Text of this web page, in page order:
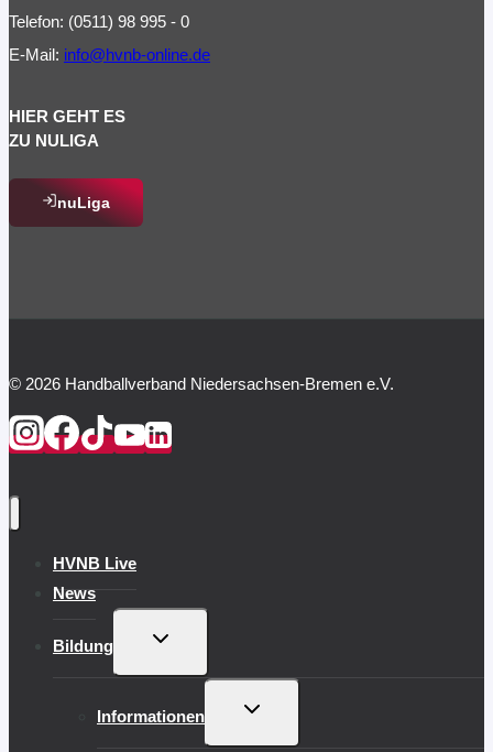
Telefon: (0511) 98 995 - 0
E-Mail: info@hvnb-online.de
HIER GEHT ES
ZU NULIGA
nuLiga
© 2026 Handballverband Niedersachsen-Bremen e.V.
HVNB Live
News
Bildung
UNTERMENÜ
Informationen
UNTERMENÜ